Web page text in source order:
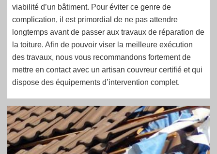
viabilité d’un bâtiment. Pour éviter ce genre de
complication, il est primordial de ne pas attendre
longtemps avant de passer aux travaux de réparation de
la toiture. Afin de pouvoir viser la meilleure exécution
des travaux, nous vous recommandons fortement de
mettre en contact avec un artisan couvreur certifié et qui
dispose des équipements d’intervention complet.